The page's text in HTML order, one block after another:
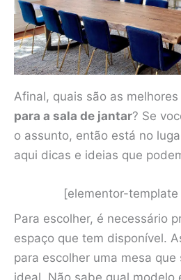
Afinal, quais são as
para a sala de jantar? Se
o assunto, então está no
aqui dicas e ideias que
[elementor-
Para escolher, é necessário
espaço que tem disponível.
para escolher uma mesa